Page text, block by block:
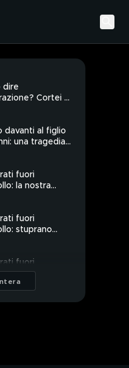
dire
Cortei e
davanti al figlio
una tragedia
fuori
la nostra
fuori
stuprano
fuori
Babou
il terrore